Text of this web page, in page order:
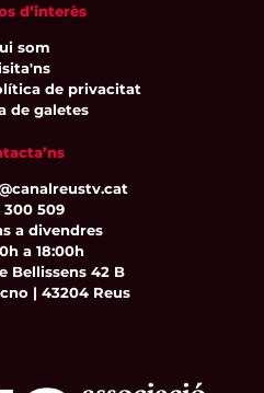
d’interès
som
de privacitat
de galetes
300 509
a divendres
a 18:00h
Bellissens 42 B
| 43204 Reus